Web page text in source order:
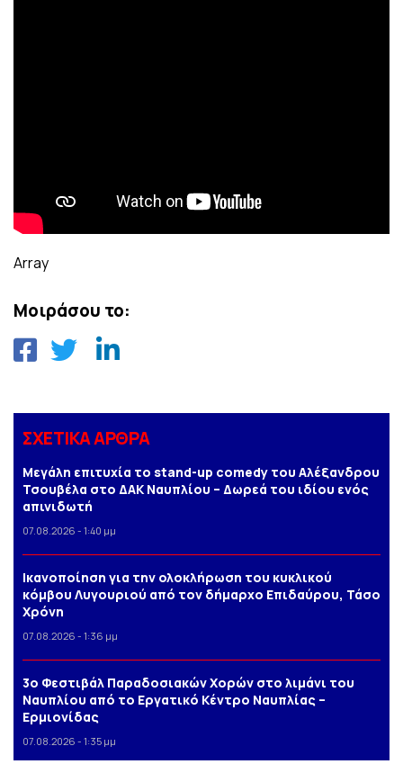
Array
Μοιράσου το:
ΣΧΕΤΙΚΑ ΑΡΘΡΑ
Μεγάλη επιτυχία το stand-up comedy του Αλέξανδρου
Τσουβέλα στο ΔΑΚ Ναυπλίου – Δωρεά του ιδίου ενός
απινιδωτή
07.08.2026 - 1:40 μμ
Iκανοποίηση για την ολοκλήρωση του κυκλικού
κόμβου Λυγουριού από τον δήμαρχο Επιδαύρου, Τάσο
Χρόνη
07.08.2026 - 1:36 μμ
3o Φεστιβάλ Παραδοσιακών Χορών στο λιμάνι του
Ναυπλίου από το Εργατικό Κέντρο Ναυπλίας –
Ερμιονίδας
07.08.2026 - 1:35 μμ